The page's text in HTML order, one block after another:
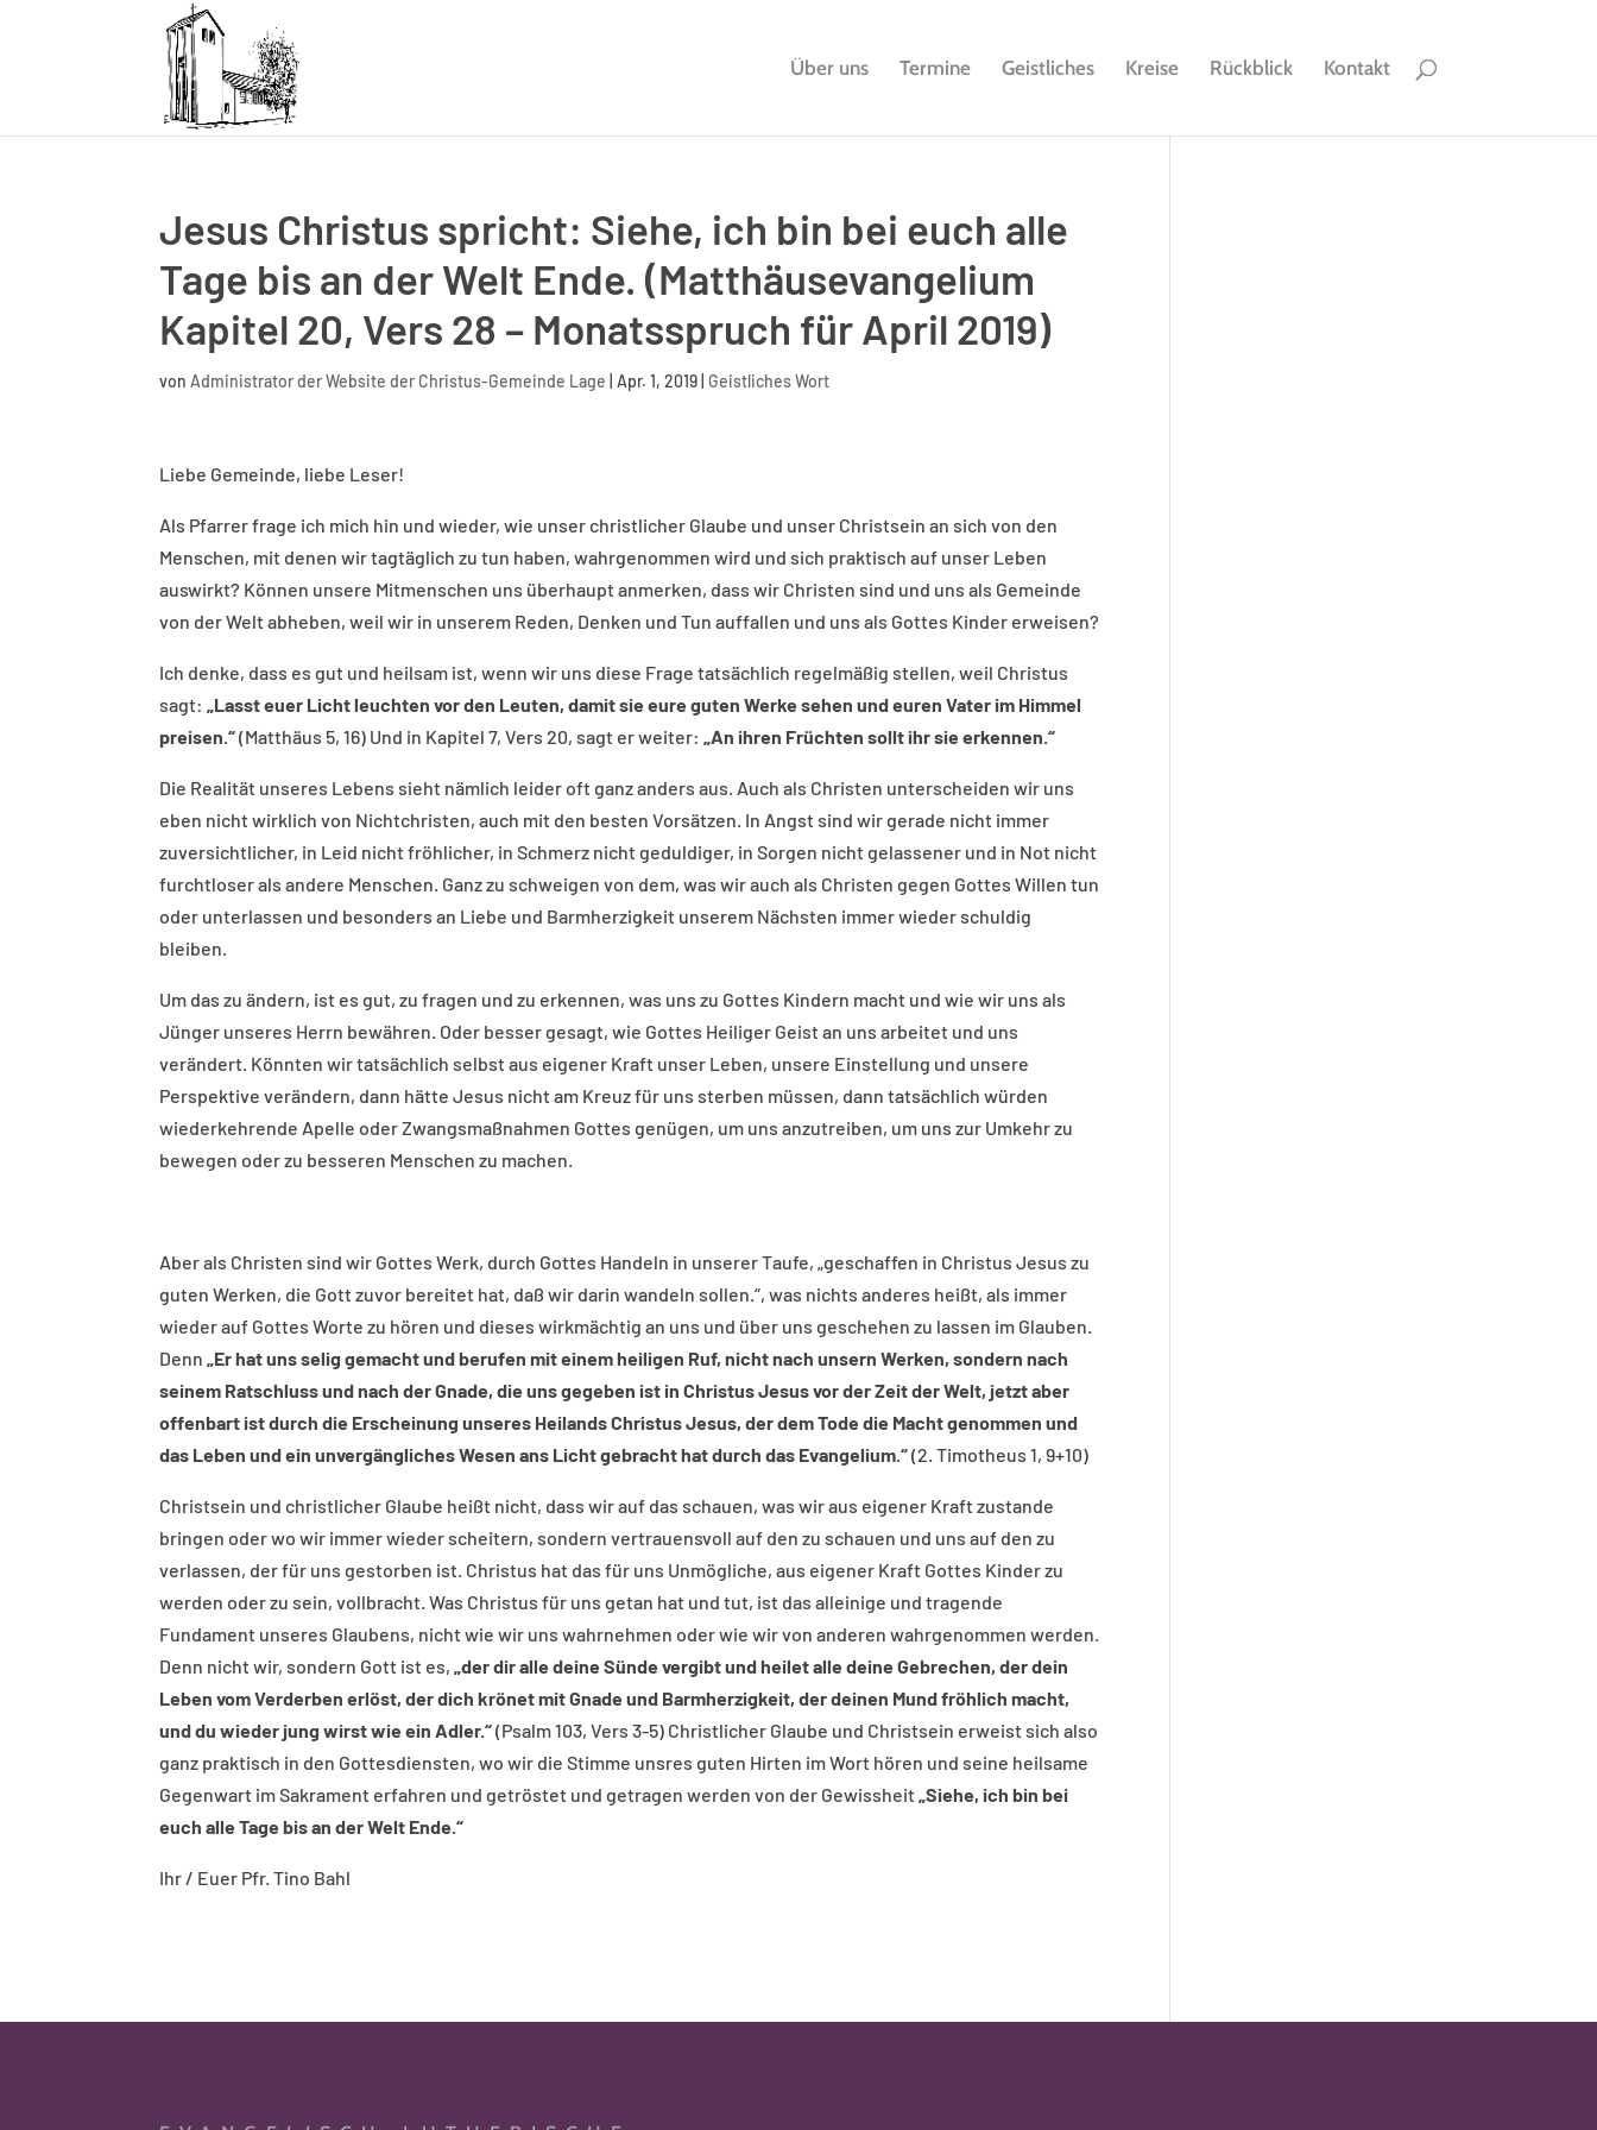
Über uns Termine Geistliches Kreise Rückblick Kontakt
Jesus Christus spricht: Siehe, ich bin bei euch alle
Tage bis an der Welt Ende. (Matthäusevangelium
Kapitel 20, Vers 28 – Monatsspruch für April 2019)
vonAdministrator der Website der Christus-Gemeinde Lage |Apr. 1, 2019 Geistliches Wort
Liebe Gemeinde, liebe Leser!
Als Pfarrer frage ich mich hin und wieder, wie unser christlicher Glaube und unser Christsein an sich von den
Menschen, mit denen wir tagtäglich zu tun haben, wahrgenommen wird und sich praktisch auf unser Leben
auswirkt? Können unsere Mitmenschen uns überhaupt anmerken, dass wir Christen sind und uns als Gemeinde
von der Welt abheben, weil wir in unserem Reden, Denken und Tun auffallen und uns als Gottes Kinder erweisen?
Ich denke, dass es gut und heilsam ist, wenn wir uns diese Frage tatsächlich regelmäßig stellen, weil Christus
sagt:„Lasst euer Licht leuchten vor den Leuten, damit sie eure guten Werke sehen und euren Vater im Himmel
preisen.“(Matthäus 5, 16) Und in Kapitel 7, Vers 20, sagt er weiter:„An ihren Früchten sollt ihr sie erkennen.“
Die Realität unseres Lebens sieht nämlich leider oft ganz anders aus. Auch als Christen unterscheiden wir uns
eben nicht wirklich von Nichtchristen, auch mit den besten Vorsätzen. In Angst sind wir gerade nicht immer
zuversichtlicher, in Leid nicht fröhlicher, in Schmerz nicht geduldiger, in Sorgen nicht gelassener und in Not nicht
furchtloser als andere Menschen. Ganz zu schweigen von dem, was wir auch als Christen gegen Gottes Willen tun
oder unterlassen und besonders an Liebe und Barmherzigkeit unserem Nächsten immer wieder schuldig
bleiben.
Um das zu ändern, ist es gut, zu fragen und zu erkennen, was uns zu Gottes Kindern macht und wie wir uns als
Jünger unseres Herrn bewähren. Oder besser gesagt, wie Gottes Heiliger Geist an uns arbeitet und uns
verändert. Könnten wir tatsächlich selbst aus eigener Kraft unser Leben, unsere Einstellung und unsere
Perspektive verändern, dann hätte Jesus nicht am Kreuz für uns sterben müssen, dann tatsächlich würden
wiederkehrende Apelle oder Zwangsmaßnahmen Gottes genügen, um uns anzutreiben, um uns zur Umkehr zu
bewegen oder zu besseren Menschen zu machen.
Aber als Christen sind wir Gottes Werk, durch Gottes Handeln in unserer Taufe, „geschaffen in Christus Jesus zu
guten Werken, die Gott zuvor bereitet hat, daß wir darin wandeln sollen.“, was nichts anderes heißt, als immer
wieder auf Gottes Worte zu hören und dieses wirkmächtig an uns und über uns geschehen zu lassen im Glauben.
Denn„Er hat uns selig gemacht und berufen mit einem heiligen Ruf, nicht nach unsern Werken, sondern nach
seinem Ratschluss und nach der Gnade, die uns gegeben ist in Christus Jesus vor der Zeit der Welt, jetzt aber
offenbart ist durch die Erscheinung unseres Heilands Christus Jesus, der dem Tode die Macht genommen und
das Leben und ein unvergängliches Wesen ans Licht gebracht hat durch das Evangelium.“(2. Timotheus 1, 9+10)
Christsein und christlicher Glaube heißt nicht, dass wir auf das schauen, was wir aus eigener Kraft zustande
bringen oder wo wir immer wieder scheitern, sondern vertrauensvoll auf den zu schauen und uns auf den zu
verlassen, der für uns gestorben ist. Christus hat das für uns Unmögliche, aus eigener Kraft Gottes Kinder zu
werden oder zu sein, vollbracht. Was Christus für uns getan hat und tut, ist das alleinige und tragende
Fundament unseres Glaubens, nicht wie wir uns wahrnehmen oder wie wir von anderen wahrgenommen werden.
Denn nicht wir, sondern Gott ist es,„der dir alle deine Sünde vergibt und heilet alle deine Gebrechen, der dein
Leben vom Verderben erlöst, der dich krönet mit Gnade und Barmherzigkeit, der deinen Mund fröhlich macht,
und du wieder jung wirst wie ein Adler.“(Psalm 103, Vers 3-5) Christlicher Glaube und Christsein erweist sich also
ganz praktisch in den Gottesdiensten, wo wir die Stimme unsres guten Hirten im Wort hören und seine heilsame
Gegenwart im Sakrament erfahren und getröstet und getragen werden von der Gewissheit„Siehe, ich bin bei
euch alle Tage bis an der Welt Ende.“
Ihr / Euer Pfr. Tino Bahl